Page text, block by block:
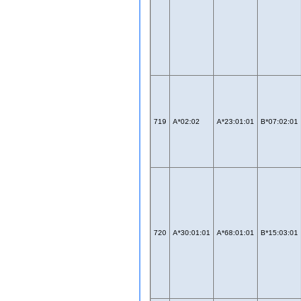
719 A*02:02 A*23:01:01 B*07:02:01
720 A*30:01:01 A*68:01:01 B*15:03:01